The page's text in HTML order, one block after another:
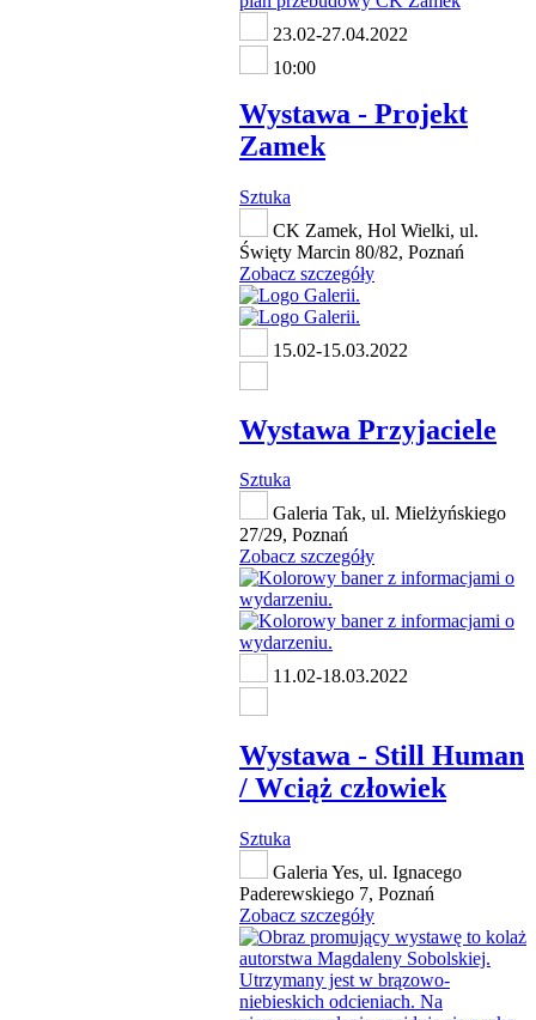
23.02-27.04.2022
10:00
Wystawa - Projekt
Zamek
Sztuka
CK Zamek, Hol Wielki, ul.
Święty Marcin 80/82, Poznań
Zobacz szczegóły
15.02-15.03.2022
Wystawa Przyjaciele
Sztuka
Galeria Tak, ul. Mielżyńskiego
27/29, Poznań
Zobacz szczegóły
11.02-18.03.2022
Wystawa - Still Human
/ Wciąż człowiek
Sztuka
Galeria Yes, ul. Ignacego
Paderewskiego 7, Poznań
Zobacz szczegóły